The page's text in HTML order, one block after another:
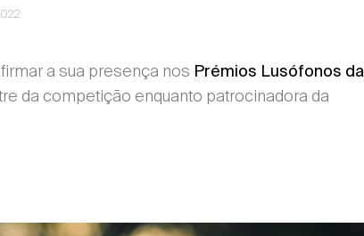
a sua presença nos Prémios Lusófonos da
da competição enquanto patrocinadora da